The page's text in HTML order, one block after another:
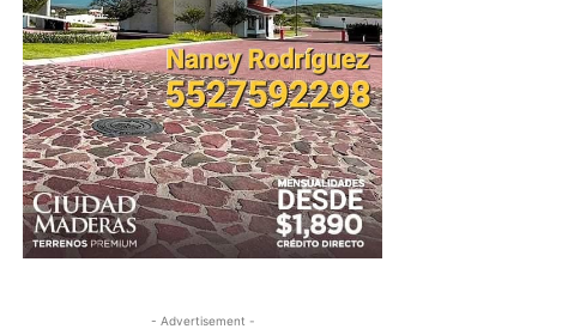
- Advertisement -